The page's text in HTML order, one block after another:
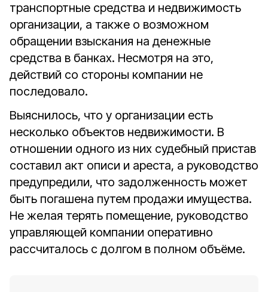
транспортные средства и недвижимость
организации, а также о возможном
обращении взыскания на денежные
средства в банках. Несмотря на это,
действий со стороны компании не
последовало.
Выяснилось, что у организации есть
несколько объектов недвижимости. В
отношении одного из них судебный пристав
составил акт описи и ареста, а руководство
предупредили, что задолженность может
быть погашена путем продажи имущества.
Не желая терять помещение, руководство
управляющей компании оперативно
рассчиталось с долгом в полном объёме.